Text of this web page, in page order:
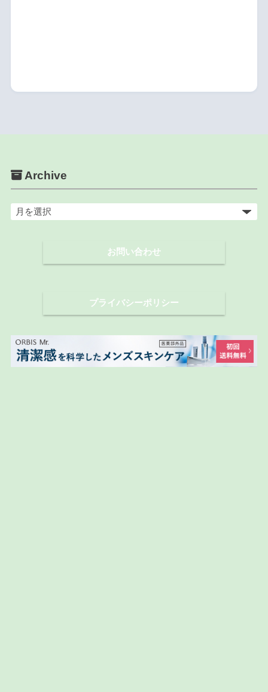
Archive
ア
お問い合わせ
プライバシーポリシー